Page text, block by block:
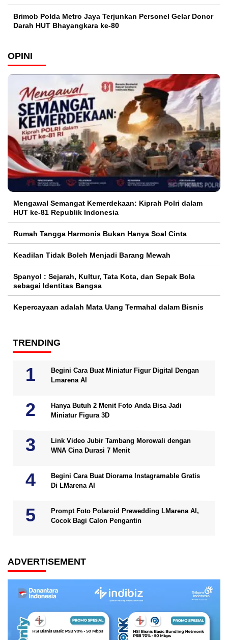
Brimob Polda Metro Jaya Terjunkan Personel Gelar Donor
Darah HUT Bhayangkara ke-80
OPINI
Mengawal Semangat Kemerdekaan: Kiprah Polri dalam
HUT ke-81 Republik Indonesia
Rumah Tangga Harmonis Bukan Hanya Soal Cinta
Keadilan Tidak Boleh Menjadi Barang Mewah
Spanyol : Sejarah, Kultur, Tata Kota, dan Sepak Bola
sebagai Identitas Bangsa
Kepercayaan adalah Mata Uang Termahal dalam Bisnis
TRENDING
Begini Cara Buat Miniatur Figur Digital Dengan
Lmarena AI
Hanya Butuh 2 Menit Foto Anda Bisa Jadi
Miniatur Figura 3D
Link Video Jubir Tambang Morowali dengan
WNA Cina Durasi 7 Menit
Begini Cara Buat Diorama Instagramable Gratis
Di LMarena AI
Prompt Foto Polaroid Prewedding LMarena AI,
Cocok Bagi Calon Pengantin
ADVERTISEMENT